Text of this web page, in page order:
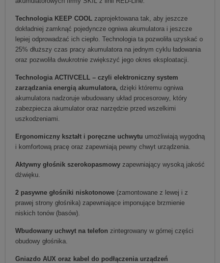
Technologia KEEP COOL zaprojektowana tak, aby jeszcze
dokładniej zamknąć pojedyncze ogniwa akumulatora i jeszcze
lepiej odprowadzać ich ciepło. Technologia ta pozwoliła uzyskać o
25% dłuższy czas pracy akumulatora na jednym cyklu ładowania
oraz pozwoliła dwukrotnie zwiększyć jego okres eksploatacji.
Technologia ACTIVCELL – czyli elektroniczny system
zarządzania energią akumulatora, dzięki któremu ogniwa
akumulatora nadzoruje wbudowany układ procesorowy, który
zabezpiecza akumulator oraz narzędzie przed wszelkimi
uszkodzeniami.
Ergonomiczny kształt i poręczne uchwytu umożliwiają wygodną
i komfortową pracę oraz zapewniają pewny chwyt urządzenia.
Aktywny głośnik szerokopasmowy zapewniający wysoką jakość
dźwięku.
2 pasywne głośniki niskotonowe (zamontowane z lewej i z
prawej strony głośnika) zapewniające imponujące brzmienie
niskich tonów (basów).
Wbudowany uchwyt na telefon zintegrowany w górnej części
obudowy głośnika.
Gniazdo AUX oraz kabel do podłączenia urządzeń